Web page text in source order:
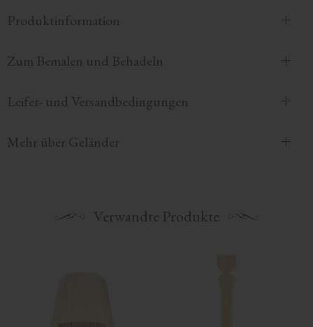
Produktinformation
Zum Bemalen und Behadeln
Leifer- und Versandbedingungen
Mehr über Geländer
Verwandte Produkte